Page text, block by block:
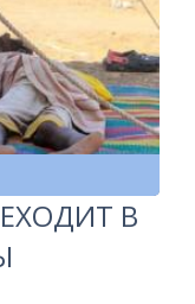
В